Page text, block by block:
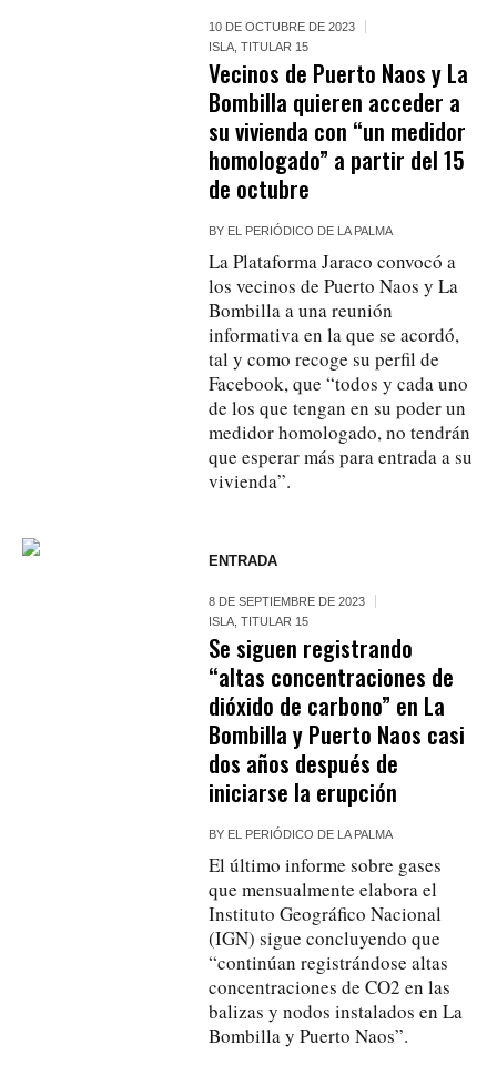
10 DE OCTUBRE DE 2023
ISLA ,TITULAR 15
Vecinos de Puerto Naos y La
Bombilla quieren acceder a
su vivienda con “un medidor
homologado” a partir del 15
de octubre
BY EL PERIÓDICO DE LA PALMA
La Plataforma Jaraco convocó a
los vecinos de Puerto Naos y La
Bombilla a una reunión
informativa en la que se acordó,
tal y como recoge su perfil de
Facebook, que “todos y cada uno
de los que tengan en su poder un
medidor homologado, no tendrán
que esperar más para entrada a su
vivienda”.
ENTRADA
8 DE SEPTIEMBRE DE 2023
ISLA ,TITULAR 15
Se siguen registrando
“altas concentraciones de
dióxido de carbono” en La
Bombilla y Puerto Naos casi
dos años después de
iniciarse la erupción
BY EL PERIÓDICO DE LA PALMA
El último informe sobre gases
que mensualmente elabora el
Instituto Geográfico Nacional
(IGN) sigue concluyendo que
“continúan registrándose altas
concentraciones de CO2 en las
balizas y nodos instalados en La
Bombilla y Puerto Naos”.